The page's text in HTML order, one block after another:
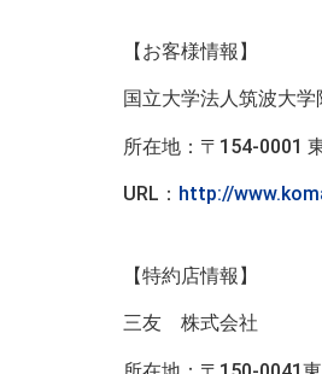
【お客様情報】
国立大学法人筑波大
所在地：〒154-0001
URL： http://
【特約店情報】
三友 株式会社